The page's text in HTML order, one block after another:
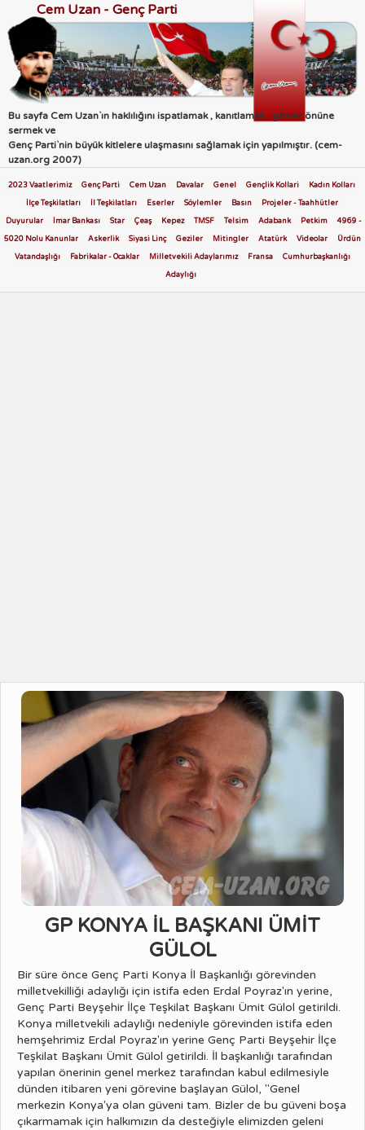
Cem Uzan - Genç Parti
Bu sayfa Cem Uzan`ın haklılığını ispatlamak , kanıtlamak , gözler önüne
sermek ve
Genç Parti`nin büyük kitlelere ulaşmasını sağlamak için yapılmıştır. (cem-
uzan.org 2007)
2023 Vaatlerimiz Genç Parti Cem Uzan Davalar Genel Gençlik Kollari
Kadın Kolları
İlçe Teşkilatları
İl Teşkilatları Eserler Söylemler Basın
Projeler - Taahhütler
Duyurular
İmar Bankası Star Çeaş Kepez TMSF Telsim Adabank Petkim
4969 -
5020 Nolu Kanunlar
Askerlik Siyasi Linç Geziler Mitingler Atatürk Videolar
Ürdün
Vatandaşlığı
Fabrikalar - Ocaklar Milletvekili Adaylarımız Fransa
Cumhurbaşkanlığı
Adaylığı
GP KONYA İL BAŞKANI ÜMİT
GÜLOL
Bir süre önce Genç Parti Konya İl Başkanlığı görevinden
milletvekilliği adaylığı için istifa eden Erdal Poyraz'ın yerine,
Genç Parti Beyşehir İlçe Teşkilat Başkanı Ümit Gülol getirildi.
Konya milletvekili adaylığı nedeniyle görevinden istifa eden
hemşehrimiz Erdal Poyraz'ın yerine Genç Parti Beyşehir İlçe
Teşkilat Başkanı Ümit Gülol getirildi. İl başkanlığı tarafından
yapılan önerinin genel merkez tarafından kabul edilmesiyle
dünden itibaren yeni görevine başlayan Gülol, "Genel
merkezin Konya'ya olan güveni tam. Bizler de bu güveni boşa
çıkarmamak için halkımızın da desteğiyle elimizden geleni